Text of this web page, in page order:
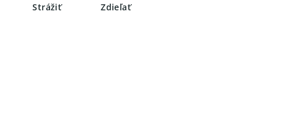
Strážiť Zdieľať